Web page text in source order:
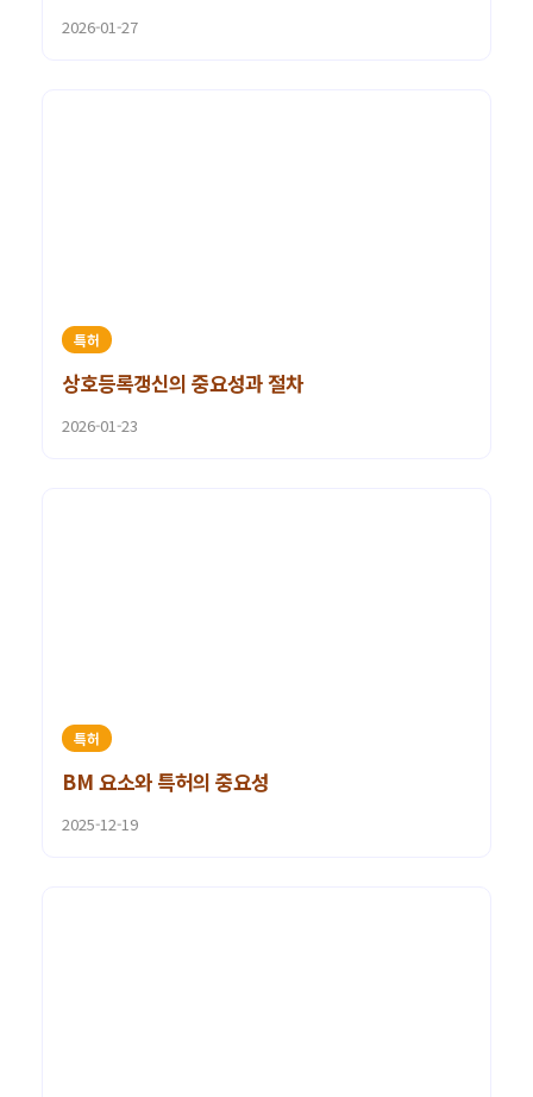
2026-01-27
특허
상호등록갱신의 중요성과 절차
2026-01-23
특허
BM 요소와 특허의 중요성
2025-12-19